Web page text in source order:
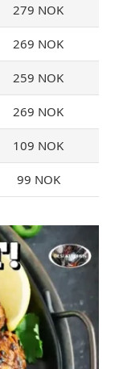
279 NOK
269 NOK
259 NOK
269 NOK
109 NOK
99 NOK